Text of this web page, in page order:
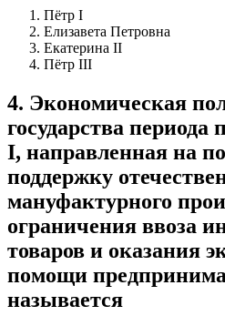
Пётр I
Елизавета Петровна
Екатерина II
Пётр III
4. Экономическая
государства
I, направленная на
поддержку
мануфактурного
ограничения ввоза
товаров и оказания
помощи
называется